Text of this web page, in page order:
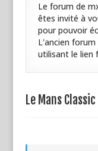
Le forum de
êtes invité à
pour pouvoir
L'ancien
utilisant le lien
Le Mans